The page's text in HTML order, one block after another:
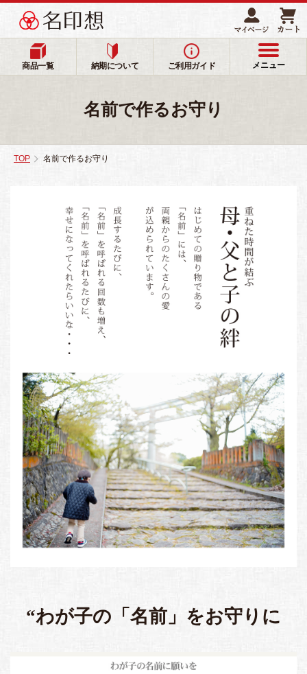
商品一覧 納期について ご利用ガイド メニュー
名前で作るお守り
TOP 名前で作るお守り
“わが子の「名前」をお守りに